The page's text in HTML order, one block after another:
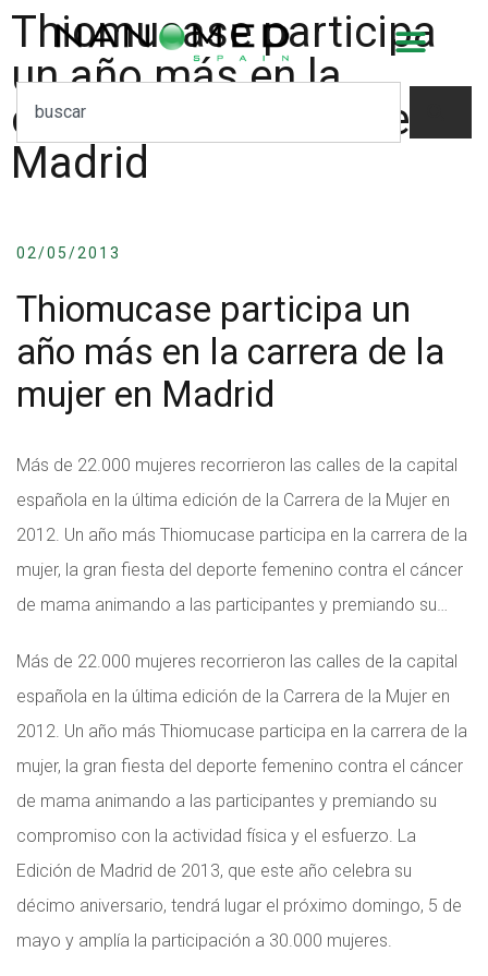
Thiomucase participa
un año más en la
carrera de la mujer en
Madrid
02/05/2013
Thiomucase participa un
año más en la carrera de la
mujer en Madrid
Más de 22.000 mujeres recorrieron las calles de la capital
española en la última edición de la Carrera de la Mujer en
2012. Un año más Thiomucase participa en la carrera de la
mujer, la gran fiesta del deporte femenino contra el cáncer
de mama animando a las participantes y premiando su…
Más de 22.000 mujeres recorrieron las calles de la capital
española en la última edición de la Carrera de la Mujer en
2012. Un año más Thiomucase participa en la carrera de la
mujer, la gran fiesta del deporte femenino contra el cáncer
de mama animando a las participantes y premiando su
compromiso con la actividad física y el esfuerzo. La
Edición de Madrid de 2013, que este año celebra su
décimo aniversario, tendrá lugar el próximo domingo, 5 de
mayo y amplía la participación a 30.000 mujeres.